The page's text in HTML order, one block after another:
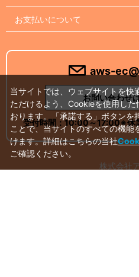
お支払いについて
aws-
お問い合わせ
受付時間：10:00～17:00※休
株式会社
当サイトでは、ウェブサイトを快
ただけるよう、Cookieを使用した
おります。「承諾する」ボタンを
ことで、当サイトのすべての機能
けます。詳細はこちらの当社
ご確認ください。